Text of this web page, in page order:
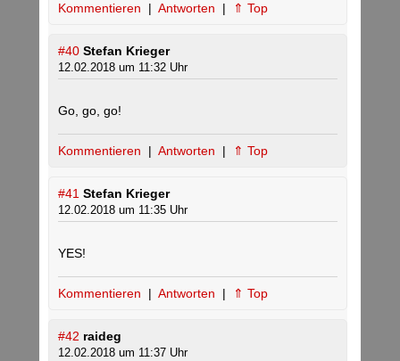
Kommentieren | Antworten | ⇑ Top
#40 Stefan Krieger
12.02.2018 um 11:32 Uhr
Go, go, go!
Kommentieren | Antworten | ⇑ Top
#41 Stefan Krieger
12.02.2018 um 11:35 Uhr
YES!
Kommentieren | Antworten | ⇑ Top
#42 raideg
12.02.2018 um 11:37 Uhr